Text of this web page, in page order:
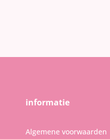
informatie
Algemene voorwaarden